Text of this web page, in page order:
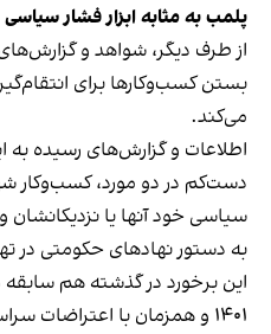
پلمب به مثابه ابزار فشار سیاسی
از طرف دیگر، شواهد و
بستن کسب‌وکارها برای
می‌کند.
اطلاعات و گزارش‌های رسیده به
دست‌کم در دو مورد، کسب‌وکار
سیاسی خود آنها یا نزدیکانشان
به دستور نهادهای حکومتی در
این برخورد در گذشته هم سابقه
۱۴۰۱ و همزمان با اعتراضات